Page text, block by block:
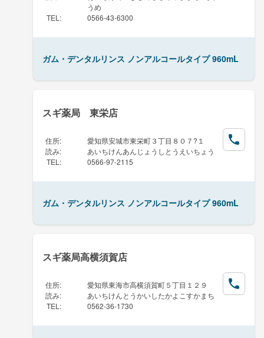
うめ
TEL : 0566-43-6300
ガム・デンタルリンス ノンアルコールタイプ 960mL
スギ薬局 東栄店
住所:
愛知県安城市東栄町３丁目８０７?１
読み:
あいちけんあんじょうしとうえいちょう
TEL : 0566-97-2115
ガム・デンタルリンス ノンアルコールタイプ 960mL
スギ薬局高横須賀店
住所:
愛知県東海市高横須賀町５丁目１２９
読み:
あいちけんとうかいしたかよこすかまち
TEL : 0562-36-1730